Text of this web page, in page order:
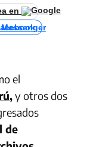
en
el
,y otros dos
de